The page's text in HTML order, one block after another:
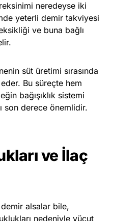
neredeyse iki
yeterli demir takviyesi
ve buna bağlı
süt üretimi sırasında
Bu süreçte hem
bağışıklık sistemi
son derece önemlidir.
ve İlaç
alsalar bile,
nedeniyle vücut